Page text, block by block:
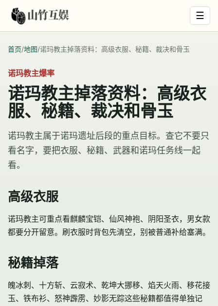
☰
首页/地图/诺玛教主掉落资料：高级衣服、秘籍、裁决和骨玉
诺玛教主爆率
诺玛教主掉落资料：高级衣
服、秘籍、裁决和骨玉
诺玛教主属于诺玛遗址后段的重点目标。查它不要只
看名字，要把衣服、秘籍、武器和诺玛任务线一起
看。
高级衣服
诺玛教主可重点看麒麟宝铠、仙风神袍、阴阳圣衣，男女款
都要分开留意。刷衣服时背包先清空，别被普通补给塞满。
秘籍掉落
魄冰刺、十方斩、云寂术、乾坤大挪移、焰天火雨、移花接
玉、铁布衫、怒神霹雳、妙影无踪这些秘籍都值得单独记